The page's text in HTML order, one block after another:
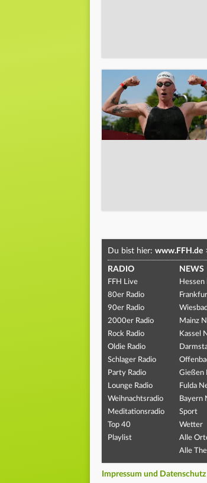
Du bist hier: www.FFH.de
RADIO
FFH Live
80er Radio
90er Radio
2000er Radio
Rock Radio
Oldie Radio
Schlager Radio
Party Radio
Lounge Radio
Weihnachtsradio
Meditationsradio
Top 40
Playlist
NEWS
Hessen
Mainz
Kassel
Gießen
Fulda
Bayern
Sport
Wetter
Alle
Alle
Impressum und Datenschutz